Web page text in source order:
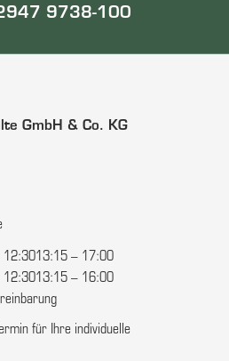
9738-100
GmbH & Co. KG
12:3013:15 – 17:00
12:3013:15 – 16:00
für Ihre individuelle